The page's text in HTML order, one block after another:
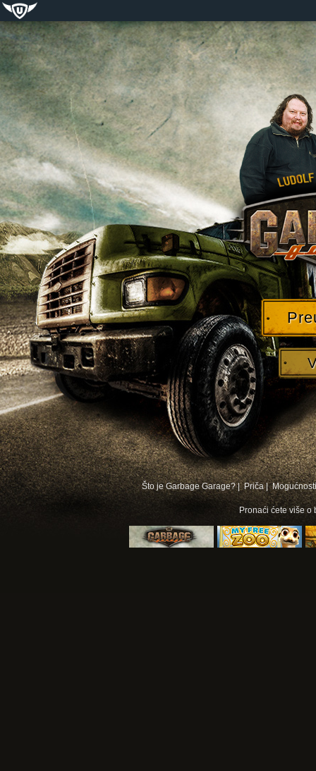
Što je Garbage Garage? | Priča |
Pronaći ćete više o